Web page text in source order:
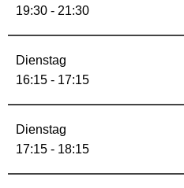
19:30 - 21:30
Dienstag
16:15 - 17:15
Dienstag
17:15 - 18:15